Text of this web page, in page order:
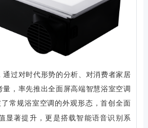
通过对时代形势的分析、对消费者家居
量，率先推出全面屏高端智慧浴室空调
常规浴室空调的外观形态，首创全面
显著提升，更是搭载智能语音识别系